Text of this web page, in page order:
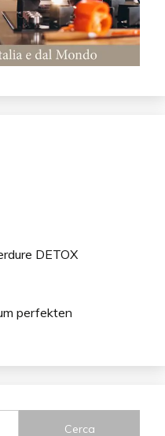
DETOX
perfekten